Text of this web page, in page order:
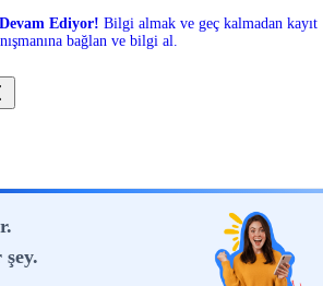
Ediyor! Bilgi almak ve geç kalmadan kayıt
bağlan ve bilgi al.